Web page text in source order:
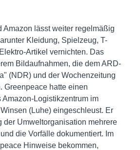
Amazon lässt weiter regelmäßig
Kleidung, Spielzeug, T-
Artikel vernichten. Das
Bildaufnahmen, die dem ARD-
(NDR) und der Wochenzeitung
Greenpeace hatte einen
Amazon-Logistikzentrum im
(Luhe) eingeschleust. Er
der Umweltorganisation mehrere
die Vorfälle dokumentiert. Im
Hinweise bekommen,